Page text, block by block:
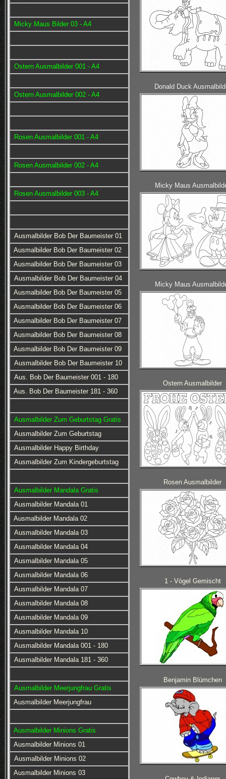
Micky Maus Bilder 03 - A4
Ostern Ausmalbilder 001 - A4
Ostern Ausmalbilder 002 - A4
Rosen Ausmalbilder 001 - A4
Rosen Ausmalbilder 002 - A4
Rosen Ausmalbilder 003 - A4
Ausmalbilder Bob Der Baumeister 01
Ausmalbilder Bob Der Baumeister 02
Ausmalbilder Bob Der Baumeister 03
Ausmalbilder Bob Der Baumeister 04
Ausmalbilder Bob Der Baumeister 05
Ausmalbilder Bob Der Baumeister 06
Ausmalbilder Bob Der Baumeister 07
Ausmalbilder Bob Der Baumeister 08
Ausmalbilder Bob Der Baumeister 09
Ausmalbilder Bob Der Baumeister 10
Aus. Bob Der Baumeister 001 - 180
Aus. Bob Der Baumeister 181 - 360
Ausmalbilder Zum Geburtstag Gratis
Ausmalbilder Zum Geburtstag
Ausmalbilder Happy Birthday
Ausmalbilder Zum Kindergeburtstag
Ausmalbilder Mandala Gratis
Ausmalbilder Mandala 01
Ausmalbilder Mandala 02
Ausmalbilder Mandala 03
Ausmalbilder Mandala 04
Ausmalbilder Mandala 05
Ausmalbilder Mandala 06
Ausmalbilder Mandala 07
Ausmalbilder Mandala 08
Ausmalbilder Mandala 09
Ausmalbilder Mandala 10
Ausmalbilder Mandala 001 - 180
Ausmalbilder Mandala 181 - 360
Ausmalbilder Meerjungfrau Gratis
Ausmalbilder Meerjungfrau
Ausmalbilder Minions Gratis
Ausmalbilder Minions 01
Ausmalbilder Minions 02
Ausmalbilder Minions 03
Donald Duck
Micky Maus
Micky Maus
Ostern Ausmalbilder
Rosen Ausmalbilder
1 - Vögel Gemischt
Benjamin Blümchen